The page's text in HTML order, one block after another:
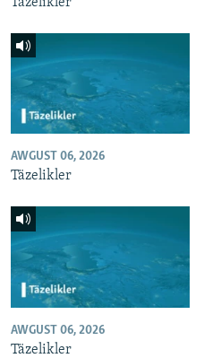
AWGUST 06, 2026
Täzelikler
AWGUST 06, 2026
Täzelikler